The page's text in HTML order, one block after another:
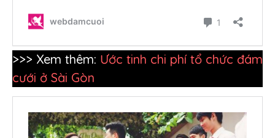
>>> Xem thêm: Ước tinh chi phí tổ chức đám
cưới ở Sài Gòn